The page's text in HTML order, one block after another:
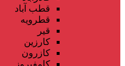
قطب آباد
قطرویه
قیر
کارزین
کازرون
کامفیروز